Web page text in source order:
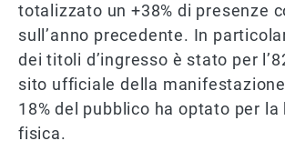
totalizzato un +38% di presenze
sull’anno precedente. In
dei titoli d’ingresso è stato per
sito ufficiale della
18% del pubblico ha optato per
fisica.